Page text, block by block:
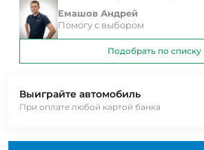
Выиграйте автомобиль
При оплате любой картой банка
Емашов Андрей
Помогу с выбором
Подобрать по списку